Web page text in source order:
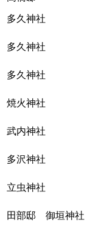
多久神社
多久神社
多久神社
焼火神社
武内神社
多沢神社
立虫神社
田部邸 御垣神社